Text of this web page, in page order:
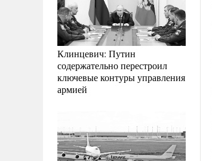
Клинцевич: Путин
содержательно перестроил
ключевые контуры управления
армией